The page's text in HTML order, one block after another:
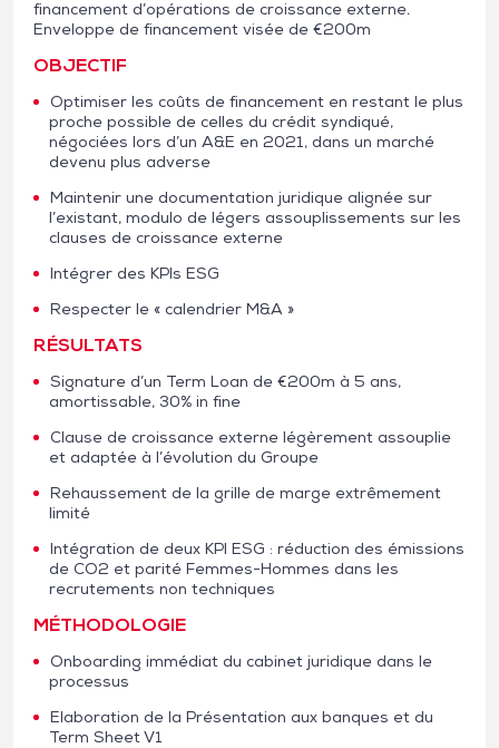
financement d’opérations de croissance externe.
Enveloppe de financement visée de €200m
OBJECTIF
Optimiser les coûts de financement en restant le plus
proche possible de celles du crédit syndiqué,
négociées lors d’un A&E en 2021, dans un marché
devenu plus adverse
Maintenir une documentation juridique alignée sur
l’existant, modulo de légers assouplissements sur les
clauses de croissance externe
Intégrer des KPIs ESG
Respecter le « calendrier M&A »
RÉSULTATS
Signature d’un Term Loan de €200m à 5 ans,
amortissable, 30% in fine
Clause de croissance externe légèrement assouplie
et adaptée à l’évolution du Groupe
Rehaussement de la grille de marge extrêmement
limité
Intégration de deux KPI ESG : réduction des émissions
de CO2 et parité Femmes-Hommes dans les
recrutements non techniques
MÉTHODOLOGIE
Onboarding immédiat du cabinet juridique dans le
processus
Elaboration de la Présentation aux banques et du
Term Sheet V1